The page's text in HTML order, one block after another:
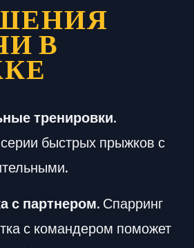
В
тренировки.
быстрых прыжков с
с партнером. Спарринг
с командером поможет